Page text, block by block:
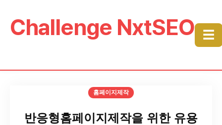
Challenge NxtSEO ☰
홈페이지제작
반응형홈페이지제작을 위한 유용